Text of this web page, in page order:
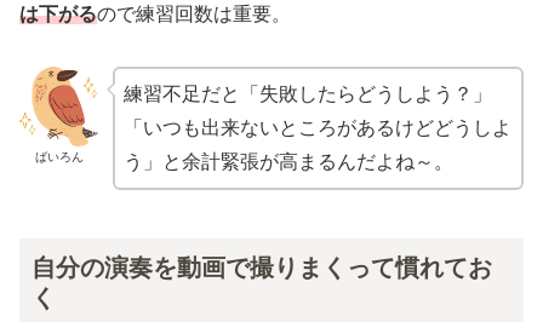
は下がるので練習回数は重要。
ばいろん
練習不足だと「失敗したらどうしよう？」
「いつも出来ないところがあるけどどうしよ
う」と余計緊張が高まるんだよね～。
自分の演奏を動画で撮りまくって慣れてお
く